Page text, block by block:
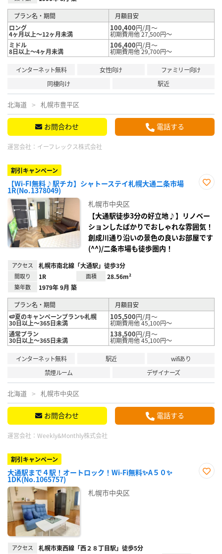
プラン名・期間
月額目安
ロング
4ヶ月以上～12ヶ月未満
100,400円/月～
初期費用他 27,500円～
ミドル
8日以上～4ヶ月未満
106,400円/月～
初期費用他 29,700円～
インターネット無料 女性向け
ファミリー向け
同棲向け
駅近
北海道 札幌市豊平区
お問合わせ 電話する
運営会社： イーフレックス株式会社
割引キャンペーン
【Wi-FI無料♪駅チカ】シャトーステイ札幌大通二条市場
1R(No.1378049)
録
札幌市中央区
【大通駅徒歩3分の好立地♪】リノベー
ションしたばかりでおしゃれな雰囲気！
創成川通り沿いの景色の良いお部屋です
(^^)/二条市場も徒歩圏内！
アクセス 札幌市南北線「大通駅」徒歩3分
間取り 1R 面積 28.56m²
築年数 1979年 9月 築
プラン名・期間
月額目安
🍉夏のキャンペーンプラン✨札幌
30日以上～365日未満
105,500円/月～
初期費用他 45,100円～
通常プラン
30日以上～365日未満
138,500円/月～
初期費用他 45,100円～
インターネット無料 駅近
wifiあり
禁煙ルーム
デザイナーズ
北海道 札幌市中央区
お問合わせ 電話する
運営会社： Weekly&Monthly株式会社
割引キャンペーン
大通駅まで４駅！オートロック！Wi-Fi無料✨A５０✨
1DK(No.1065757)
札幌市中央区
アクセス 札幌市東西線「西２８丁目駅」徒歩5分